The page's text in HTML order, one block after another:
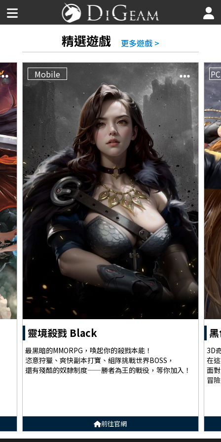
精選遊戲 更多遊戲 >
Mobile
靈境殺戮 Black
最黑暗的MMORPG，喚起你的殺戮本能！
恣意狩獵、爽快副本打寶、組隊挑戰世界BOSS，
還有殘酷的奴隸制度——勝者為王的戰役，等你加入！
前往官網
3D
在
面
冒